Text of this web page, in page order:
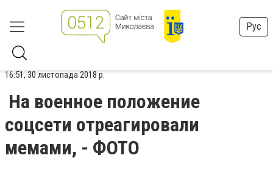
Рус
16:51, 30 листопада 2018 р.
На военное положение
соцсети отреагировали
мемами, - ФОТО